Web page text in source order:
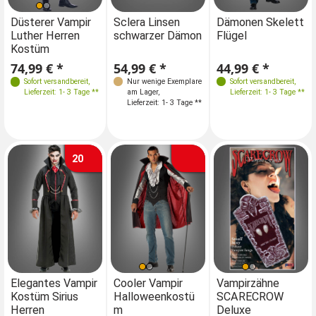
Düsterer Vampir
Luther Herren
Kostüm
74,99 € *
Sofort versandbereit,
Lieferzeit: 1- 3 Tage **
Größen
M-L 48-50
L 50
XL 52
Düsterer Vampir
Luther Herren
74,99 € *
Sofort versandbereit,
Lieferzeit: 1- 3 Tage **
Sclera Linsen
schwarzer Dämon
54,99 € *
Nur wenige Exemplare
am Lager,
Lieferzeit: 1- 3 Tage **
Dämonen Skelett
Flügel
44,99 € *
Sofort versandbereit,
Lieferzeit: 1- 3 Tage **
20
Elegantes Vampir
Kostüm Sirius
Herren
Größen
M 48
L 50
Elegantes Vampir
Kostüm Sirius
Herren
Größen
M 48
L 50
Cooler Vampir
Halloweenkostü
m
Größen
M 48
L 50
Vampirzähne
SCARECROW
Deluxe